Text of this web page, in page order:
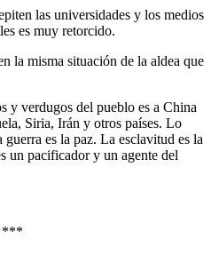
las universidades y los medios
es muy retorcido.
la misma situación de la aldea que
y verdugos del pueblo es a China
Siria, Irán y otros países. Lo
es la paz. La esclavitud es la
un pacificador y un agente del
***